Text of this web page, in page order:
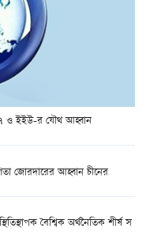
৭ ও ইইউ-র যৌথ আহ্বান
জোরদারের আহ্বান চীনের
বৈশ্বিক অর্থনৈতিক শীর্ষ স